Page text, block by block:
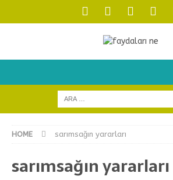
HOME sarımsağın yararları
sarımsağın yararları